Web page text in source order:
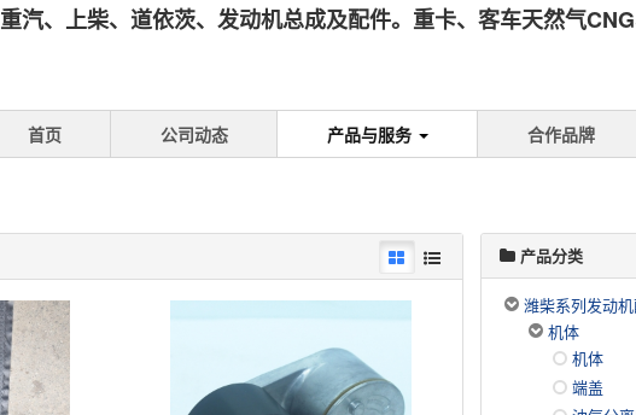
、上柴、道依茨、发动机总成及配件。重卡、客车天然气CNG
首页 公司动态 产品与服务 合作品牌
产品分类
潍柴系列发动
机体
机体
端盖